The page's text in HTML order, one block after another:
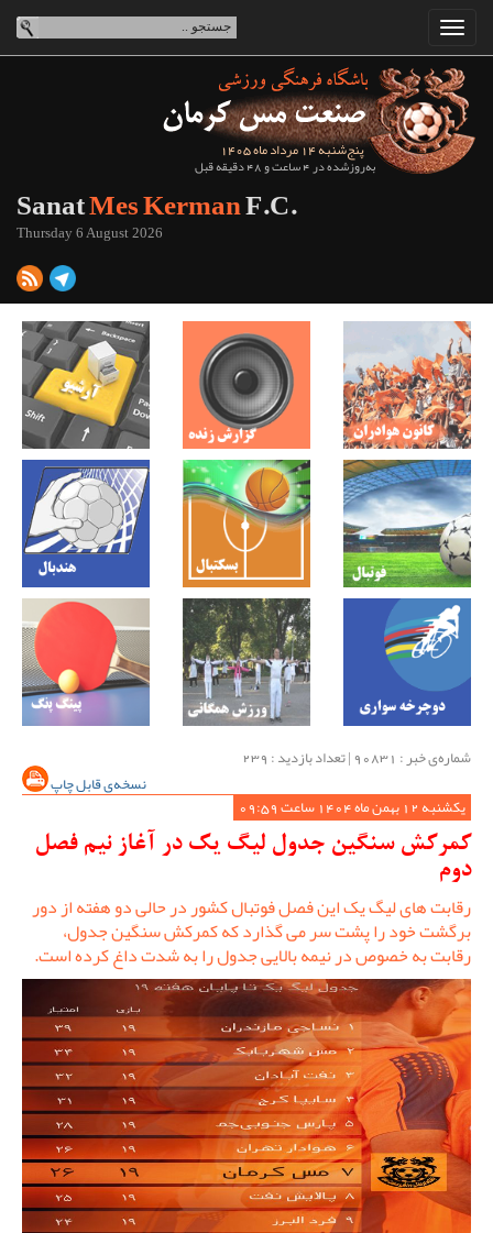
پنج‌شنبه 14 مرداد ماه 1405
به‌روزشده در 4 ساعت و 48 دقیقه قبل
SanatMes KermanF.C.
Thursday 6 August 2026
شماره‌ی خبر : ‌90831 | تعداد بازدید : 239
نسخه‌ی قابل چاپ
یکشنبه 12 بهمن ماه 1404 ساعت 09:59
کمرکش سنگین جدول لیگ یک در آغاز نیم فصل
دوم
رقابت های لیگ یک این فصل فوتبال کشور در حالی دو هفته از دور
برگشت خود را پشت سر می گذارد که کمرکش سنگین جدول،
رقابت به خصوص در نیمه بالایی جدول را به شدت داغ کرده است.